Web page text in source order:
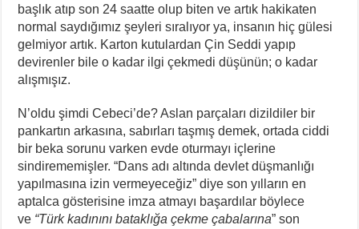
başlık atıp son 24 saatte olup biten ve artık hakikaten
normal saydığımız şeyleri sıralıyor ya, insanın hiç gülesi
gelmiyor artık. Karton kutulardan Çin Seddi yapıp
devirenler bile o kadar ilgi çekmedi düşünün; o kadar
alışmışız.
N’oldu şimdi Cebeci’de? Aslan parçaları dizildiler bir
pankartın arkasına, sabırları taşmış demek, ortada ciddi
bir beka sorunu varken evde oturmayı içlerine
sindirememişler. “Dans adı altında devlet düşmanlığı
yapılmasına izin vermeyeceğiz” diye son yılların en
aptalca gösterisine imza atmayı başardılar böylece
ve “Türk kadınını bataklığa çekme çabalarına” son